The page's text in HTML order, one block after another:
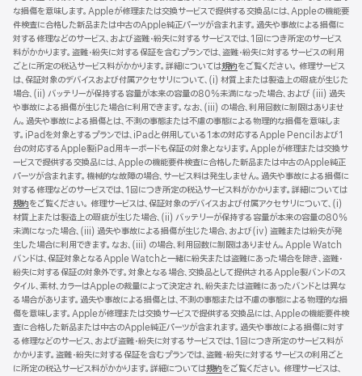
な損傷を意味します。Appleが修理または交換サービスで提供する交換品には、Appleの機能要
件検査に合格した新品または中古のApple純正パーツが含まれます。過失や事故による損傷に
対する修理などのサービス、および盗難・紛失に対するサービスでは、1回につき所定のサービス
料がかかります。盗難・紛失に対する保証を含むプランでは、盗難・紛失に対するサービスの利用
ごとに所定の税込サービス料がかかります。詳細については規約（新
規
ウ
イ
ン
ド
ウ
で
開
き
ま
す）
をご覧ください。 修理サービス
は、保証対象のデバイスおよび付属アクセサリについて、(i) 材質上または製造上の瑕疵が生じた
場合、(ii) バッテリーが保持する容量が本来の容量の80%未満になった場合、および (iii) 過失
や事故による損傷が生じた場合に利用できます。なお、(iii) の場合、利用回数に制限はありませ
ん。過失や事故による損傷とは、不測の事態または不慮の事態による物理的な損傷を意味しま
す。iPadを対象とするプランでは、iPadと併用している1本の対応するApple Pencilおよび1
台の対応するApple製iPad用キーボードも保証の対象となります。Appleが修理または交換サ
ービスで提供する交換品には、Appleの機能要件検査に合格した新品または中古のApple純正
パーツが含まれます。機械的な故障の場合、サービス料は発生しません。過失や事故による損傷に
対する修理などのサービスでは、1回につき所定の税込サービス料がかかります。詳細については
規約（新
規
ウ
イ
ン
ド
ウ
で
開
き
ま
す）
をご覧ください。 修理サービスは、保証対象のデバイスおよび付属アクセサリについて、(i)
材質上または製造上の瑕疵が生じた場合、(ii) バッテリーが保持する容量が本来の容量の80%
未満になった場合、(iii) 過失や事故による損傷が生じた場合、および(iv) 盗難または紛失が発
生した場合に利用できます。なお、(iii) の場合、利用回数に制限はありません。Apple Watch
バンドは、保証対象となるApple Watchと一緒に紛失または盗難にあった場合を除き、盗難・
紛失に対する保証の対象外です。対象となる場合、交換品として提供されるApple製バンドのス
タイル、素材、カラーはAppleの裁量によって決定され、紛失または盗難にあったバンドとは異な
る場合があります。過失や事故による損傷とは、不測の事態または不慮の事態による物理的な損
傷を意味します。Appleが修理または交換サービスで提供する交換品には、Appleの機能要件検
査に合格した新品または中古のApple純正パーツが含まれます。過失や事故による損傷に対す
る修理などのサービス、および盗難・紛失に対するサービスでは、1回につき所定のサービス料が
かかります。盗難・紛失に対する保証を含むプランでは、盗難・紛失に対するサービスの利用ごと
に所定の税込サービス料がかかります。詳細については規約（新
をご覧ください。 修理サービスは、